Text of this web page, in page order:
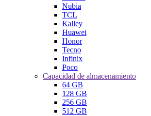
Nubia
TCL
Kalley
Huawei
Honor
Tecno
Infinix
Poco
Capacidad de almacenamiento
64 GB
128 GB
256 GB
512 GB